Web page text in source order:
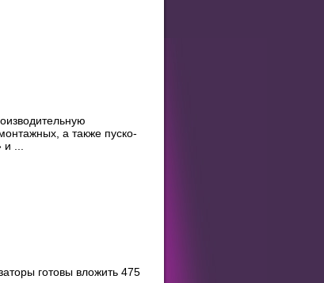
а также пуско-
...
готовы вложить 475